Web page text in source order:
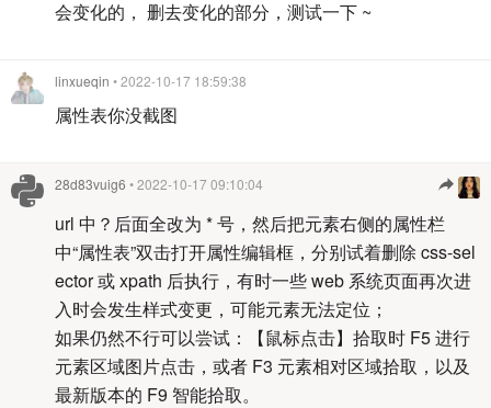
会变化的， 删去变化的部分，测试一下 ~
linxueqin • 2022-10-17 18:59:38
属性表你没截图
28d83vuig6 • 2022-10-17 09:10:04
url 中？后面全改为 * 号，然后把元素右侧的属性栏
中“属性表”双击打开属性编辑框，分别试着删除 css-sel
ector 或 xpath 后执行，有时一些 web 系统页面再次进
入时会发生样式变更，可能元素无法定位；
如果仍然不行可以尝试：【鼠标点击】拾取时 F5 进行
元素区域图片点击，或者 F3 元素相对区域拾取，以及
最新版本的 F9 智能拾取。